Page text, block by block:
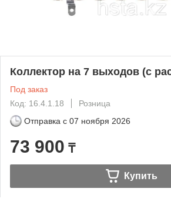
Коллектор на 7 выходов (с
Под заказ
Код: 16.4.1.18
Розница
Отправка с 07 ноября 2026
73 900 ₸
Купить